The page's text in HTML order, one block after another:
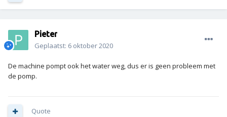
Pieter
Geplaatst: 6 oktober 2020
De machine pompt ook het water weg, dus er is geen probleem met
de pomp.
Quote